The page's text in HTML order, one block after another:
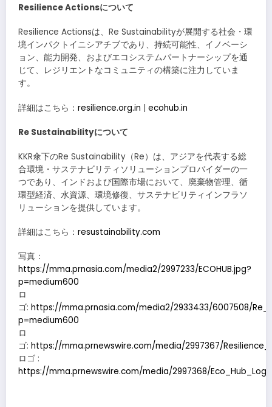
Resilience Actionsについて
Resilience Actionsは、Re Sustainabilityが展開する社会・環
境インパクトイニシアチブであり、持続可能性、イノベーシ
ョン、能力開発、およびエコシステムパートナーシップを通
じて、レジリエントなコミュニティの構築に注力していま
す。
詳細はこちら： resilience.org.in | ecohub.in
Re Sustainabilityについて
KKR傘下のRe Sustainability（Re）は、アジアを代表する総
合環境・サステナビリティソリューションプロバイダーの一
つであり、インドおよび国際市場において、廃棄物管理、循
環型経済、水資源、環境修復、サステナビリティインフラソ
リューションを提供しています。
詳細はこちら： resustainability.com
写真：
https://mma.prnasia.com/media2/2997233/ECOHUB.jpg?
p=medium600
ロ
ゴ: https://mma.prnasia.com/media2/2933433/6007508/
p=medium600
ロ
ゴ: https://mma.prnewswire.com/media/2997367/
ロゴ :
https://mma.prnewswire.com/media/2997368/